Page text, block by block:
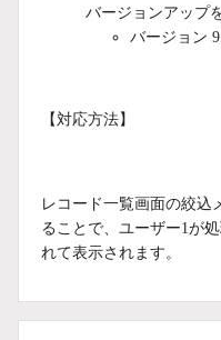
バージョンアップ
バージョン
【対応方法】
レコード一覧画面の絞込
ることで、ユーザー1が
れて表示されます。